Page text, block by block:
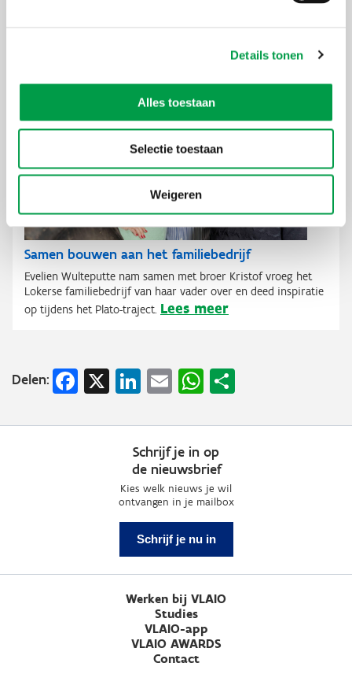
Details tonen
Alles toestaan
Selectie toestaan
Weigeren
Lees meer
Samen bouwen aan het familiebedrijf
Evelien Wulteputte nam samen met broer Kristof vroeg het
Lokerse familiebedrijf van haar vader over en deed inspiratie
op tijdens het Plato-traject. Lees meer
Delen: Facebook
X LinkedIn
EmailWhatsApp
Schrijf je in op
de nieuwsbrief
Kies welk nieuws je wil
ontvangen in je mailbox
Schrijf je nu in
Werken bij VLAIO
Studies
VLAIO-app
VLAIO AWARDS
Contact